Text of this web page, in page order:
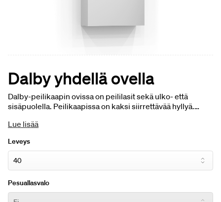
Dalby yhdellä ovella
Dalby-peilikaapin ovissa on peililasit sekä ulko- että
sisäpuolella. Peilikaapissa on kaksi siirrettävää hyllyä.
lisävarusteena. Peilikaappi ilman valaistusta.
Lue lisää
Leveys
Pesuallasvalo